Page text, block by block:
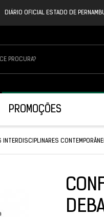
DIÁRIO OFICIAL ESTADO DE
PROMOÇÕES